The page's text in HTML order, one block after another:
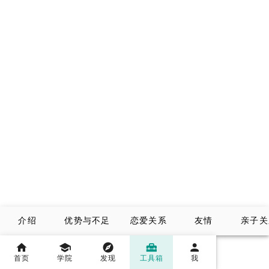
介绍 优势与不足 恋爱关系 友情 亲子
首页 学院 发现 工具箱 我